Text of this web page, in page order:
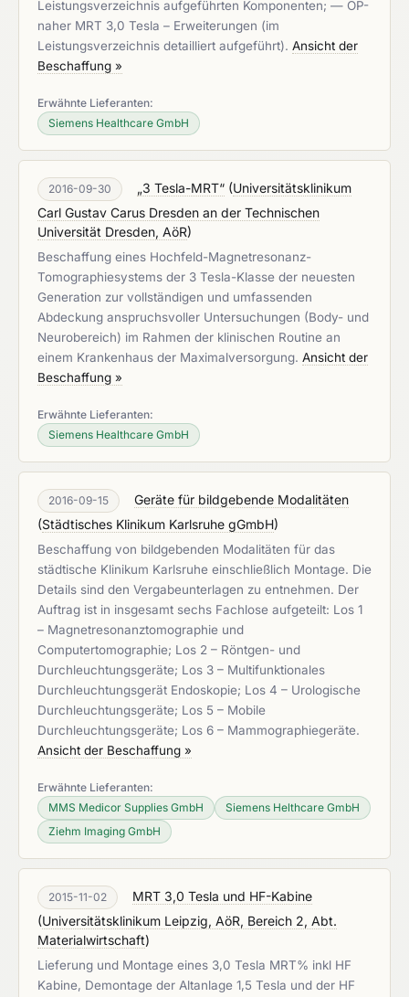
Leistungsverzeichnis aufgeführten Komponenten; — OP-
naher MRT 3,0 Tesla – Erweiterungen (im
Leistungsverzeichnis detailliert aufgeführt). Ansicht der
Beschaffung »
Erwähnte Lieferanten:
Siemens Healthcare GmbH
2016-09-30 „3 Tesla-MRT“ (Universitätsklinikum
Carl Gustav Carus Dresden an der Technischen
Universität Dresden, AöR)
Beschaffung eines Hochfeld-Magnetresonanz-
Tomographiesystems der 3 Tesla-Klasse der neuesten
Generation zur vollständigen und umfassenden
Abdeckung anspruchsvoller Untersuchungen (Body- und
Neurobereich) im Rahmen der klinischen Routine an
einem Krankenhaus der Maximalversorgung. Ansicht der
Beschaffung »
Erwähnte Lieferanten:
Siemens Healthcare GmbH
2016-09-15
Geräte für bildgebende Modalitäten
(Städtisches Klinikum Karlsruhe gGmbH)
Beschaffung von bildgebenden Modalitäten für das
städtische Klinikum Karlsruhe einschließlich Montage. Die
Details sind den Vergabeunterlagen zu entnehmen. Der
Auftrag ist in insgesamt sechs Fachlose aufgeteilt: Los 1
– Magnetresonanztomographie und
Computertomographie; Los 2 – Röntgen- und
Durchleuchtungsgeräte; Los 3 – Multifunktionales
Durchleuchtungsgerät Endoskopie; Los 4 – Urologische
Durchleuchtungsgeräte; Los 5 – Mobile
Durchleuchtungsgeräte; Los 6 – Mammographiegeräte.
Ansicht der Beschaffung »
Erwähnte Lieferanten:
MMS Medicor Supplies GmbH
Siemens Helthcare GmbH
Ziehm Imaging GmbH
2015-11-02
MRT 3,0 Tesla und HF-Kabine
(Universitätsklinikum Leipzig, AöR, Bereich 2, Abt.
Materialwirtschaft)
Lieferung und Montage eines 3,0 Tesla MRT% inkl HF
Kabine, Demontage der Altanlage 1,5 Tesla und der HF